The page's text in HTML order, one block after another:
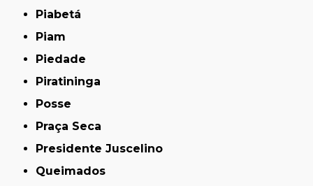
Piabetá
Piam
Piedade
Piratininga
Posse
Praça Seca
Presidente Juscelino
Queimados